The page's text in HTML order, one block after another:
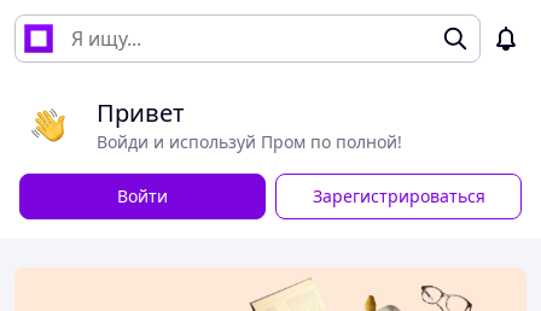
Привет
Войди и используй Пром по полной!
Войти Зарегистрироваться